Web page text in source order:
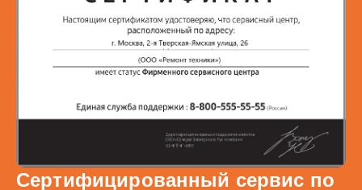
Сертифицированный сервис по